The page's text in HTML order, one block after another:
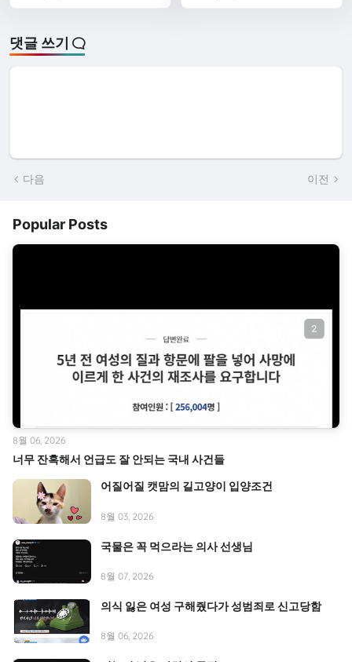
댓글 쓰기
다음 이전
Popular Posts
너무 잔혹해서 언급도 잘 안되는 국내 사건들
8월 06, 2026
어질어질 캣맘의 길고양이 입양조건
8월 03, 2026
국물은 꼭 먹으라는 의사 선생님
8월 07, 2026
의식 잃은 여성 구해줬다가 성범죄로 신고당함
8월 06, 2026